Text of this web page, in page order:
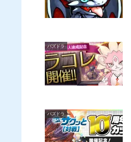
パズドラ
パズドラ